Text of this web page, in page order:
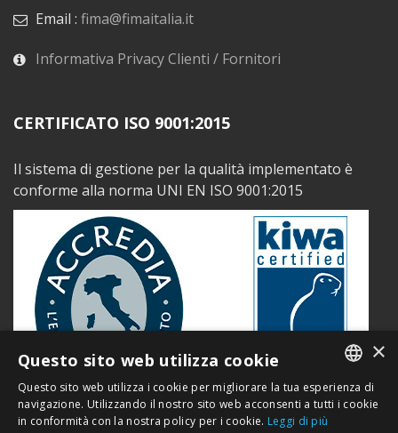
Email : fima@fimaitalia.it
Informativa Privacy Clienti / Fornitori
CERTIFICATO ISO 9001:2015
Il sistema di gestione per la qualità implementato è
conforme alla norma UNI EN ISO 9001:2015
ITALIAN
×
Questo sito web utilizza cookie
Questo sito web utilizza i cookie per migliorare la tua esperienza di
navigazione. Utilizzando il nostro sito web acconsenti a tutti i cookie
in conformità con la nostra policy per i cookie. Leggi di più